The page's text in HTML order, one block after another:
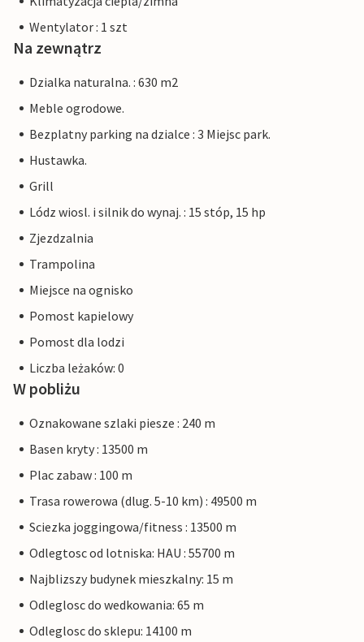
Wentylator : 1 szt
Na zewnątrz
Dzialka naturalna. : 630 m2
Meble ogrodowe.
Bezplatny parking na dzialce : 3 Miejsc park.
Hustawka.
Grill
Lódz wiosl. i silnik do wynaj. : 15 stóp, 15 hp
Zjezdzalnia
Trampolina
Miejsce na ognisko
Pomost kapielowy
Pomost dla lodzi
Liczba leżaków: 0
W pobliżu
Oznakowane szlaki piesze : 240 m
Basen kryty : 13500 m
Plac zabaw : 100 m
Trasa rowerowa (dlug. 5-10 km) : 49500 m
Sciezka joggingowa/fitness : 13500 m
Odlegtosc od lotniska: HAU : 55700 m
Najblizszy budynek mieszkalny: 15 m
Odleglosc do wedkowania: 65 m
Odleglosc do sklepu: 14100 m